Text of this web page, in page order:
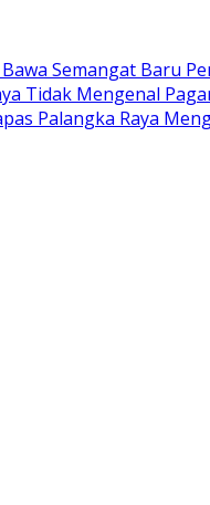
Semangat Baru
Tidak Mengenal
Palangka Raya